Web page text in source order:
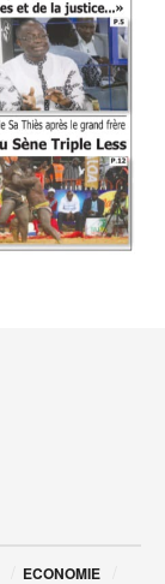
ECONOMIE